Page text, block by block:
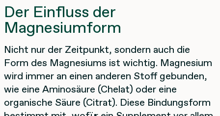
Der Einfluss der
Magnesiumform
Nicht nur der Zeitpunkt, sondern auch die
Form des Magnesiums ist wichtig. Magnesium
wird immer an einen anderen Stoff gebunden,
wie eine Aminosäure (Chelat) oder eine
organische Säure (Citrat). Diese Bindungsform